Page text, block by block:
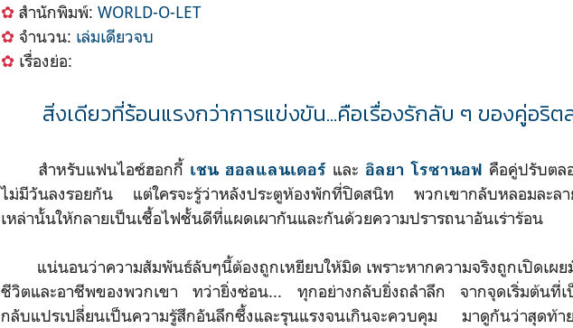
✿ สำนักพิมพ์: WORLD-O-LET
✿ จำนวน: เล่มเดียวจบ
✿ เรื่องย่อ:
สิ่งเดียวที่ร้อนแรงกว่าการแข่งขัน...คือเรื่องรักลับ ๆ ของคู่อริ
สำหรับแฟนไอซ์ฮอกกี้ เชน ฮอลแลนเดอร์ และ อิลยา โรซานอฟ คือคู่ปรับตล
ไม่มีวันลงรอยกัน แต่ใครจะรู้ว่าหลังประตูห้องพักที่ปิดสนิท พวกเขากลับหลอมละลา
เหล่านั้นให้กลายเป็นเชื้อไฟชั้นดีที่แผดเผากันและกันด้วยความปรารถนาอันเร่าร้อน
แน่นอนว่าความสัมพันธ์ลับๆนี้ต้องถูกเหยียบให้มิด เพราะหากความจริงถูกเปิดเผย
ชีวิตและอาชีพของพวกเขา ทว่ายิ่งซ่อน... ทุกอย่างกลับยิ่งถลำลึก จากจุดเริ่มต้นที่เ
กลับแปรเปลี่ยนเป็นความรู้สึกอันลึกซึ้งและรุนแรงจนเกินจะควบคุม มาดูกันว่าสุดท้าย